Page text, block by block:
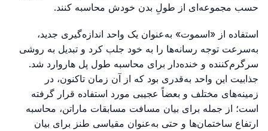
حسب مجموعه‌ای از طولِ بدن خودش محاسبه کنند.
استفاده از «اسموت» به‌عنوان یک واحد اندازه‌گیری جدید،
به‌سرعت توجه رسانه‌ها را به خود جلب کرد و تبدیل به روشی
سرگرم‌کننده و خنده‌دار برای محاسبه طول پل هاروارد شد.
جذابیت این واحد به‌قدری بود که از آن زمان تاکنون، در
زمینه‌های مختلف و بعضاً عجیبی مورد استفاده قرار گرفته
است؛ از جمله برای بیان مسافت مسابقات ماراتن، محاسبه
ارتفاع ساختمان‌ها و حتی به‌عنوان مقیاسی طنز برای بیان